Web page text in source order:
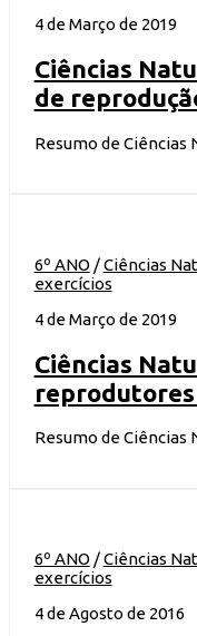
4 de Março de 2019
Ciências
de
Resumo de Ciências
6º ANO /Ciências
exercícios
4 de Março de 2019
Ciências
Resumo de Ciências
6º ANO /Ciências
exercícios
4 de Agosto de 2016